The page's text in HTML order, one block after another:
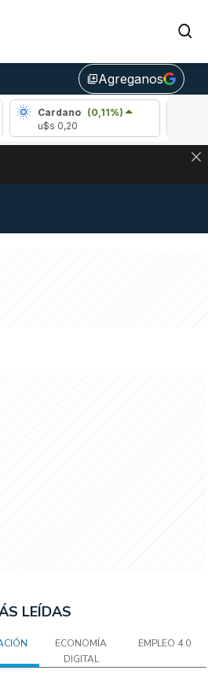
library_addAgreganos
(0,11%)
CRIPTO Y EXCHANGES
LEÍDAS
ECONOMÍA
DIGITAL
EMPLEO 4.0